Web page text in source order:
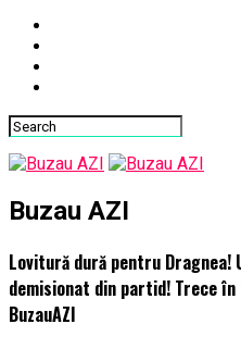
Buzau AZI
Lovitură dură pentru Dragnea!
demisionat din partid! Trece
BuzauAZI